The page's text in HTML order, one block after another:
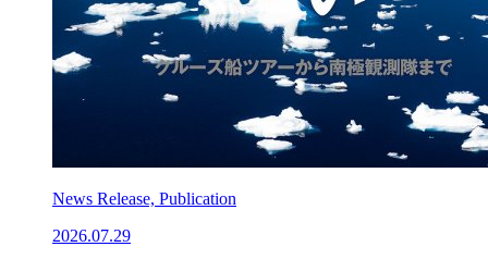
News Release, Publication
2026.07.29